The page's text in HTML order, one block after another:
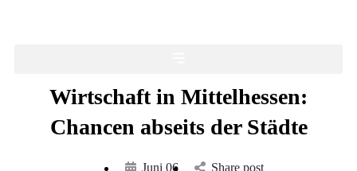
Wirtschaft in Mittelhessen:
Chancen abseits der Städte
Juni 06 Share post